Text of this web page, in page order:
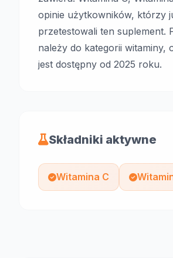
opinie użytkowników, którzy
przetestowali ten suplement.
należy do kategorii witaminy,
jest dostępny od 2025 roku.
Składniki aktywne
Witamina C